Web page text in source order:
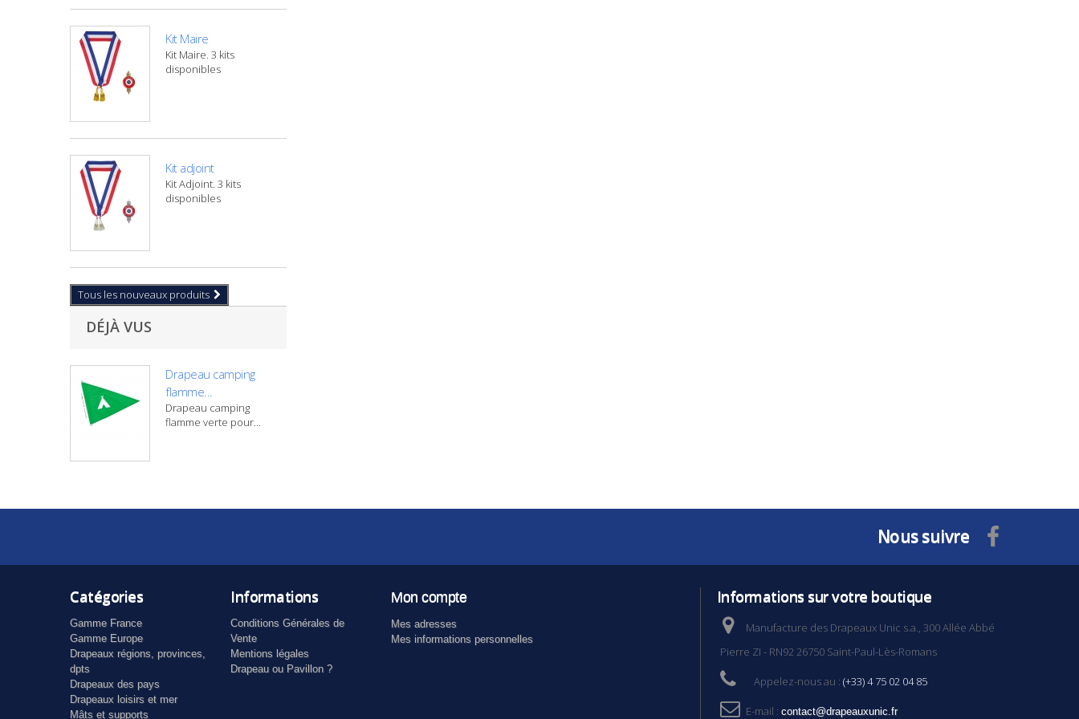
Kit Maire
Kit Maire. 3 kits
disponibles
Kit adjoint
Kit Adjoint. 3 kits
disponibles
Tous les nouveaux produits
DÉJÀ VUS
Drapeau camping
flamme...
Drapeau camping
flamme verte pour...
Nous suivre
Catégories
Gamme France
Gamme Europe
Drapeaux régions, provinces,
dpts
Drapeaux des pays
Drapeaux loisirs et mer
Mâts et supports
Informations
Conditions Générales de
Vente
Mentions légales
Drapeau ou Pavillon ?
Mon compte
Mes adresses
Mes informations personnelles
Informations sur votre boutique
Manufacture des Drapeaux Unic s.a., 300 Allée Abbé
Pierre ZI - RN92 26750 Saint-Paul-Lès-Romans
Appelez-nous au : (+33) 4 75 02 04 85
E-mail : contact@drapeauxunic.fr